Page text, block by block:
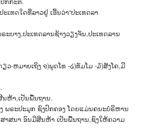
ເທດໃດທີ່ລາວຢູ່ ເອີ້ນວ່າ“ປະເທດລາ
ະບາງ,ປະເທດລານຊ້າງວຽງຈັນ,ປະເທດລານ
ວ-ຫມາຍເຖິງ ໑)ພຸດໂທ -໒)ທັມໂມ -໓)ສັງໂຄ,ມີ
ຫ້າ,ເປັນພື້ນຖານ.
ພຣະປະມຸກ ຊົງປົກຄອງ ໂດຍແມ່ນຄນະບໍຣິຫານ
າສນາ ອົນມີສີນຫ້າ ເປັນພື້ນຖານ,ຊົງໃຫ້ຄວາມ